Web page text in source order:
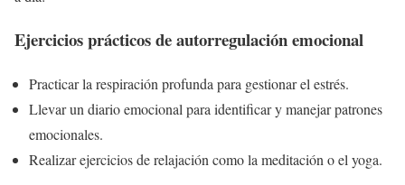
Ejercicios prácticos de autorregulación emocional
Practicar la respiración profunda para gestionar el estrés.
Llevar un diario emocional para identificar y manejar patrones
emocionales.
Realizar ejercicios de relajación como la meditación o el yoga.